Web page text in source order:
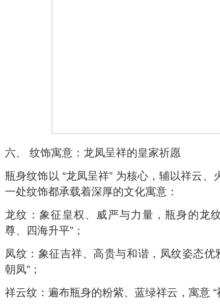
六、 纹饰寓意：龙凤呈祥的皇家祈愿
瓶身纹饰以 “龙凤呈祥” 为核心，辅以祥云
一处纹饰都承载着深厚的文化寓意：
龙纹：象征皇权、威严与力量，瓶身的龙
尊、四海升平”；
凤纹：象征吉祥、高贵与和谐，凤纹姿态优
朝凤”；
祥云纹：遍布瓶身的粉紫、蓝绿祥云，寓意